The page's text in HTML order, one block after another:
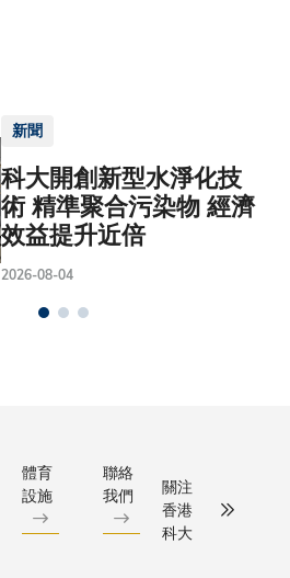
新聞
科大開創新型水淨化技
術 精準聚合污染物 經濟
效益提升近倍
2026-08-04
體育
設施
聯絡
我們
關注
香港
科大